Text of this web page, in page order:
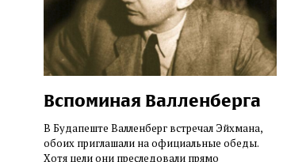
Вспоминая Валленберга
В Будапеште Валленберг встречал Эйхмана,
обоих приглашали на официальные обеды.
Хотя цели они преследовали прямо